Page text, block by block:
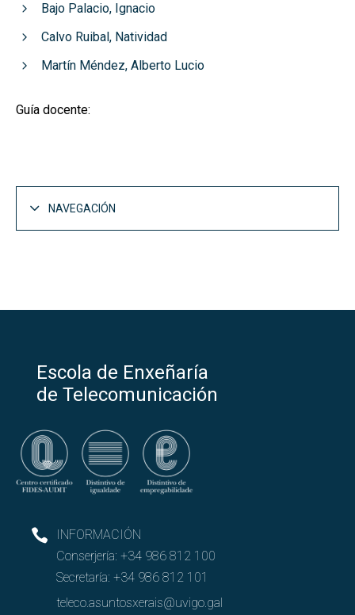
Bajo Palacio, Ignacio
Calvo Ruibal, Natividad
Martín Méndez, Alberto Lucio
Guía docente:
NAVEGACIÓN
Escola de Enxeñaría
de Telecomunicación
INFORMACIÓN
Conserjería: +34 986 812 100
Secretaría: +34 986 812 101
teleco.asuntosxerais@uvigo.gal